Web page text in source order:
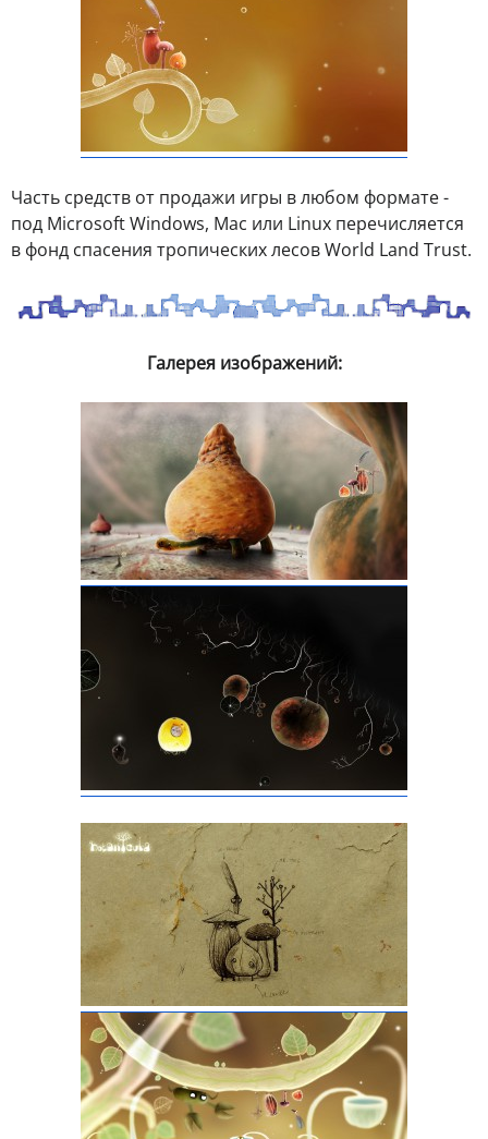
Часть средств от продажи игры в любом формате -
под Microsoft Windows, Mac или Linux перечисляется
в фонд спасения тропических лесов World Land Trust.
Галерея изображений: